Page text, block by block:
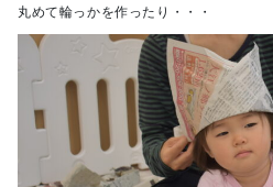
丸めて輪っかを作ったり・・・